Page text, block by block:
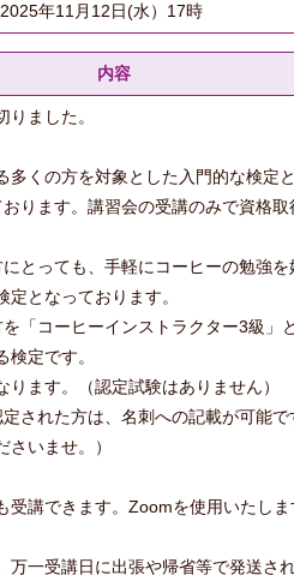
年11月12日(水）17時
内容
ました。
多くの方を対象とした入門的な検定
ります。講習会の受講のみで資格
とっても、手軽にコーヒーの勉強
となっております。
「コーヒーインストラクター3級」
定です。
ります。（認定試験はありません）
された方は、名刺への記載が可能
さいませ。）
講できます。Zoomを使用いたし
一受講日に出張や帰省等で発送さ